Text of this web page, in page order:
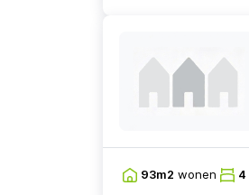
93m2 wonen 4